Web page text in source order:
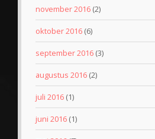
november 2016 (2)
oktober 2016 (6)
september 2016 (3)
augustus 2016 (2)
juli 2016 (1)
juni 2016 (1)